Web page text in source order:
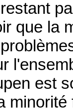
que la
est